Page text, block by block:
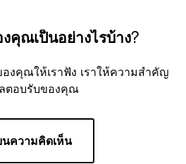
คุณเป็นอย่างไรบ้าง?
งคุณให้เราฟัง เราให้ความสำคัญ
ตอบรับของคุณ
นความคิดเห็น